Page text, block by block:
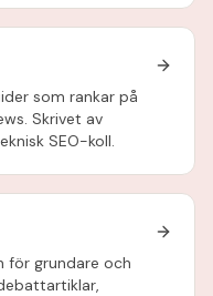
som rankar på
Skrivet av
SEO-koll.
för grundare och